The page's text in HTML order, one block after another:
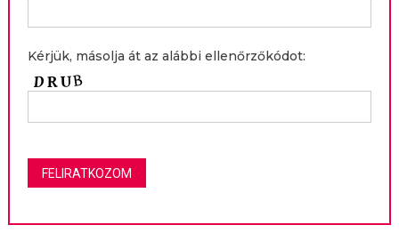
Kérjük, másolja át az alábbi ellenőrzőkódot: